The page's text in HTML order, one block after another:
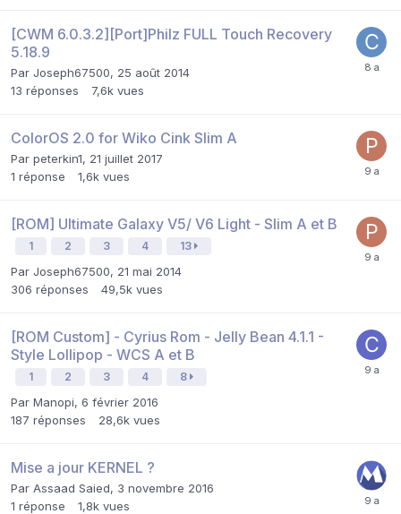
[CWM 6.0.3.2][Port]Philz FULL Touch Recovery
5.18.9
Par Joseph67500, 25 août 2014
13 réponses 7,6k vues
ColorOS 2.0 for Wiko Cink Slim A
Par peterkin1, 21 juillet 2017
1 réponse 1,6k vues
[ROM] Ultimate Galaxy V5/ V6 Light - Slim A et B
1 2 3 4 13
Par Joseph67500, 21 mai 2014
306 réponses 49,5k vues
[ROM Custom] - Cyrius Rom - Jelly Bean 4.1.1 -
Style Lollipop - WCS A et B
1 2 3 4 8
Par Manopi, 6 février 2016
187 réponses 28,6k vues
Mise a jour KERNEL ?
Par Assaad Saied, 3 novembre 2016
1 réponse 1,8k vues